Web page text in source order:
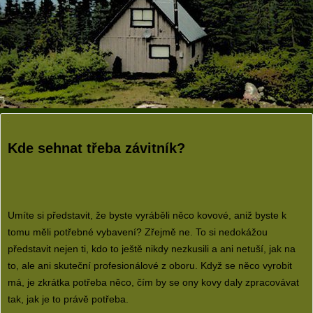
Kde sehnat třeba závitník?
Umíte si představit, že byste vyráběli něco kovové, aniž byste k
tomu měli potřebné vybavení? Zřejmě ne. To si nedokážou
představit nejen ti, kdo to ještě nikdy nezkusili a ani netuší, jak na
to, ale ani skuteční profesionálové z oboru. Když se něco vyrobit
má, je zkrátka potřeba něco, čím by se ony kovy daly zpracovávat
tak, jak je to právě potřeba.